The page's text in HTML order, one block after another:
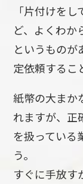
「片付けを
ど、よくわか
というものが
定依頼するこ
紙幣の大まか
れますが、正
を扱っている
う。
すぐに手放す